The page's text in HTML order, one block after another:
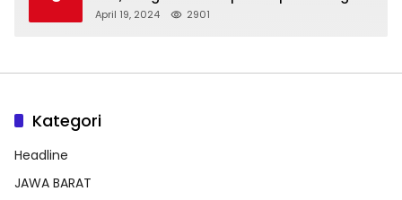
Dengan Balon Lainnya
April 19, 2024 2901
Kategori
Headline
JAWA BARAT